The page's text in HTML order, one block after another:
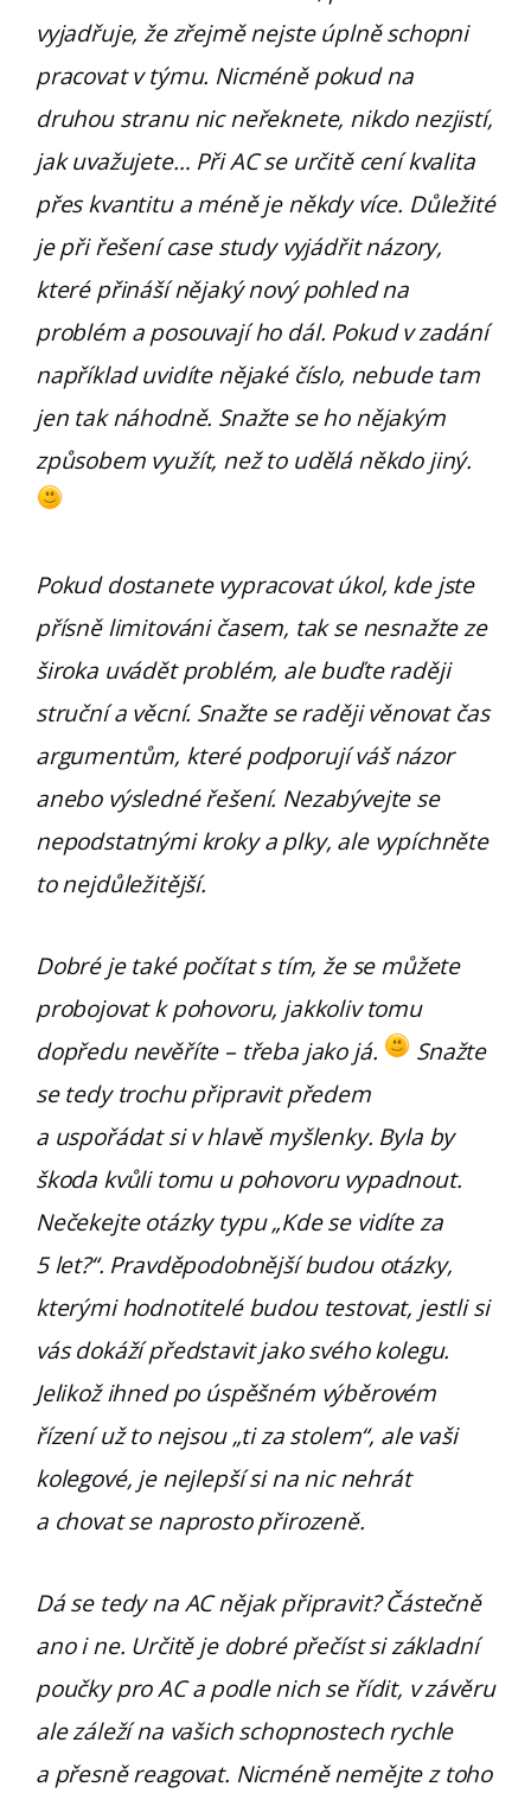
vyjadřuje, že zřejmě nejste úplně schopni
pracovat v týmu. Nicméně pokud na
druhou stranu nic neřeknete, nikdo nezjistí,
jak uvažujete… Při AC se určitě cení kvalita
přes kvantitu a méně je někdy více. Důležité
je při řešení case study vyjádřit názory,
které přináší nějaký nový pohled na
problém a posouvají ho dál. Pokud v zadání
například uvidíte nějaké číslo, nebude tam
jen tak náhodně. Snažte se ho nějakým
způsobem využít, než to udělá někdo jiný.
Pokud dostanete vypracovat úkol, kde jste
přísně limitováni časem, tak se nesnažte ze
široka uvádět problém, ale buďte raději
struční a věcní. Snažte se raději věnovat čas
argumentům, které podporují váš názor
anebo výsledné řešení. Nezabývejte se
nepodstatnými kroky a plky, ale vypíchněte
to nejdůležitější.
Dobré je také počítat s tím, že se můžete
probojovat k pohovoru, jakkoliv tomu
dopředu nevěříte – třeba jako já.
Snažte
se tedy trochu připravit předem
a uspořádat si v hlavě myšlenky. Byla by
škoda kvůli tomu u pohovoru vypadnout.
Nečekejte otázky typu „Kde se vidíte za
5 let?“. Pravděpodobnější budou otázky,
kterými hodnotitelé budou testovat, jestli si
vás dokáží představit jako svého kolegu.
Jelikož ihned po úspěšném výběrovém
řízení už to nejsou „ti za stolem“, ale vaši
kolegové, je nejlepší si na nic nehrát
a chovat se naprosto přirozeně.
Dá se tedy na AC nějak připravit? Částečně
ano i ne. Určitě je dobré přečíst si základní
poučky pro AC a podle nich se řídit, v závěru
ale záleží na vašich schopnostech rychle
a přesně reagovat. Nicméně nemějte z toho